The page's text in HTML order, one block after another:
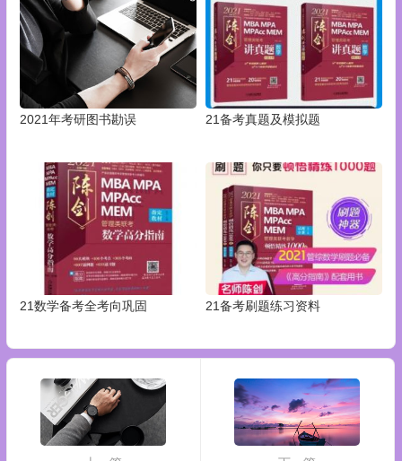
2021年考研图书勘误 21备考真题及模拟题
21数学备考全考向巩固 21备考刷题练习资料